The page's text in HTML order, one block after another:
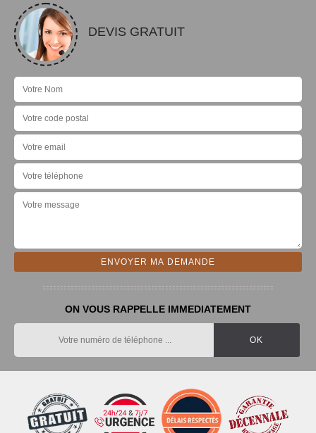
DEVIS GRATUIT
ON VOUS RAPPELLE IMMEDIATEMENT